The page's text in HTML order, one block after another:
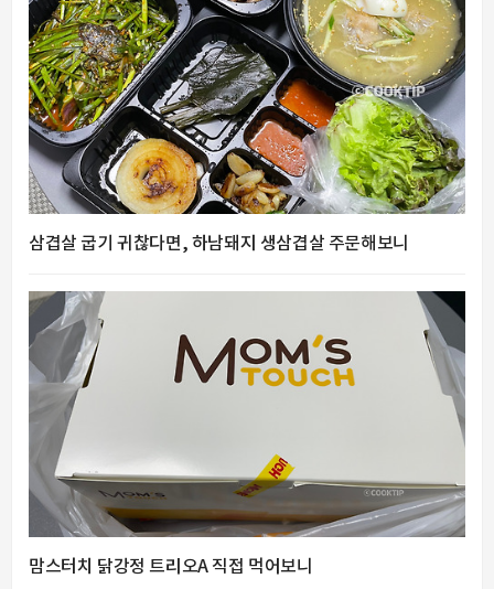
삼겹살 굽기 귀찮다면, 하남돼지 생삼겹살 주문해보니
맘스터치 닭강정 트리오A 직접 먹어보니